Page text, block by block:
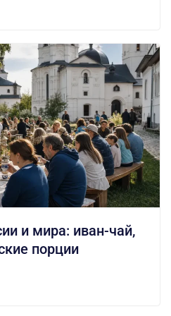
и мира: иван-чай,
порции